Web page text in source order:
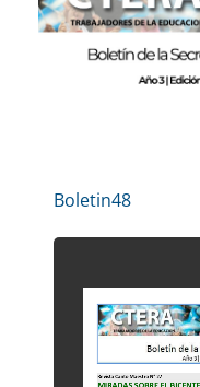
Boletin48